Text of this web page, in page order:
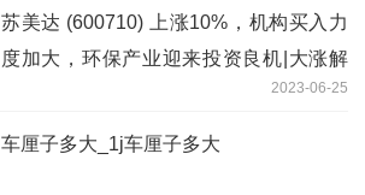
苏美达 (600710) 上涨10%，机构买入力
度加大，环保产业迎来投资良机|大涨解
2023-06-25
车厘子多大_1j车厘子多大